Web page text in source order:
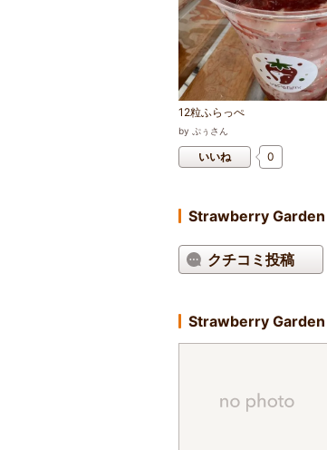
12粒ふらっぺ
by ぷぅさん
いいね 0
Strawberry Garden
クチコミ投稿
Strawberry Garden